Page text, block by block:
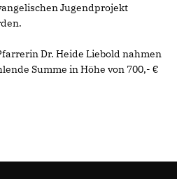
Jugendprojekt
Dr. Heide Liebold nahmen
Summe in Höhe von 700,-